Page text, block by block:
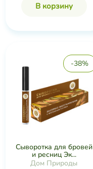
В корзину
-38%
Сыворотка для бровей
и ресниц Эк...
Дом Природы